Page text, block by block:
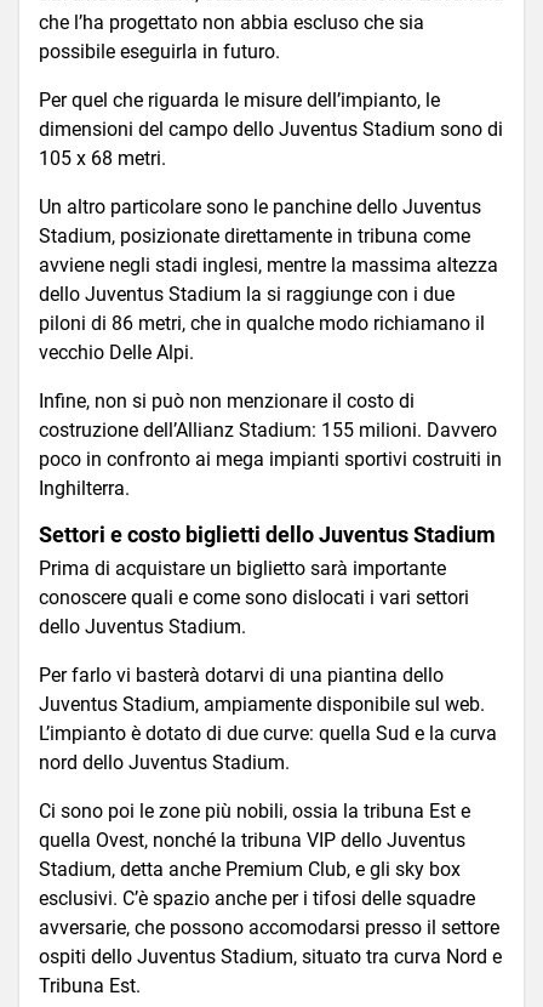
che l’ha progettato non abbia escluso che sia
possibile eseguirla in futuro.
Per quel che riguarda le misure dell’impianto, le
dimensioni del campo dello Juventus Stadium sono di
105 x 68 metri.
Un altro particolare sono le panchine dello Juventus
Stadium, posizionate direttamente in tribuna come
avviene negli stadi inglesi, mentre la massima altezza
dello Juventus Stadium la si raggiunge con i due
piloni di 86 metri, che in qualche modo richiamano il
vecchio Delle Alpi.
Infine, non si può non menzionare il costo di
costruzione dell’Allianz Stadium: 155 milioni. Davvero
poco in confronto ai mega impianti sportivi costruiti in
Inghilterra.
Settori e costo biglietti dello Juventus Stadium
Prima di acquistare un biglietto sarà importante
conoscere quali e come sono dislocati i vari settori
dello Juventus Stadium.
Per farlo vi basterà dotarvi di una piantina dello
Juventus Stadium, ampiamente disponibile sul web.
L’impianto è dotato di due curve: quella Sud e la curva
nord dello Juventus Stadium.
Ci sono poi le zone più nobili, ossia la tribuna Est e
quella Ovest, nonché la tribuna VIP dello Juventus
Stadium, detta anche Premium Club, e gli sky box
esclusivi. C’è spazio anche per i tifosi delle squadre
avversarie, che possono accomodarsi presso il settore
ospiti dello Juventus Stadium, situato tra curva Nord e
Tribuna Est.